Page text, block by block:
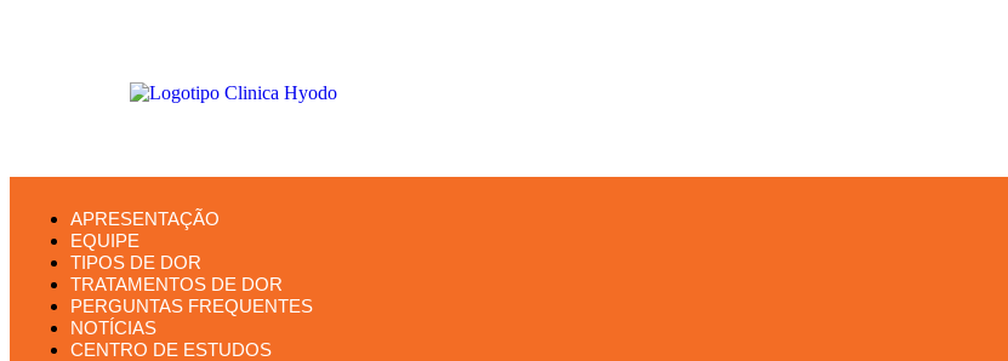
APRESENTAÇÃO
EQUIPE
TIPOS DE DOR
TRATAMENTOS DE DOR
PERGUNTAS FREQUENTES
NOTÍCIAS
CENTRO DE ESTUDOS